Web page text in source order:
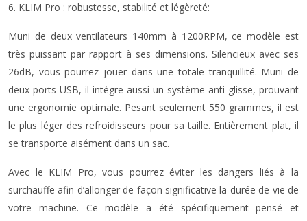
6. KLIM Pro : robustesse, stabilité et légèreté:
Muni de deux ventilateurs 140mm à 1200RPM, ce modèle est
très puissant par rapport à ses dimensions. Silencieux avec ses
26dB, vous pourrez jouer dans une totale tranquillité. Muni de
deux ports USB, il intègre aussi un système anti-glisse, prouvant
une ergonomie optimale. Pesant seulement 550 grammes, il est
le plus léger des refroidisseurs pour sa taille. Entièrement plat, il
se transporte aisément dans un sac.
Avec le KLIM Pro, vous pourrez éviter les dangers liés à la
surchauffe afin d’allonger de façon significative la durée de vie de
votre machine. Ce modèle a été spécifiquement pensé et